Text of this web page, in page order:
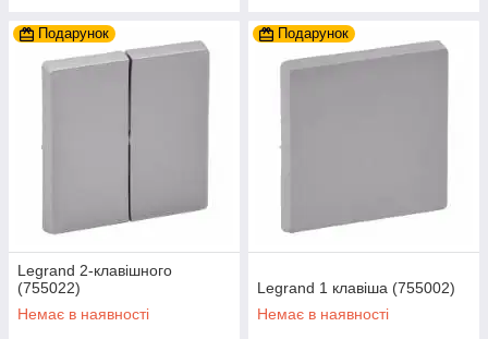
Подарунок
Legrand 2-клавішного
(755022)
Немає в наявності
Подарунок
Legrand 1 клавіша (755002)
Немає в наявності